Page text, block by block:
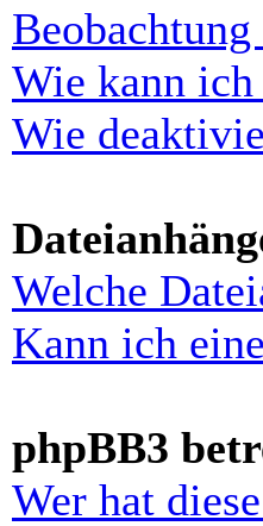
Wie kann ich
Wie
Welche
Kann ich
phpBB3
Wer hat